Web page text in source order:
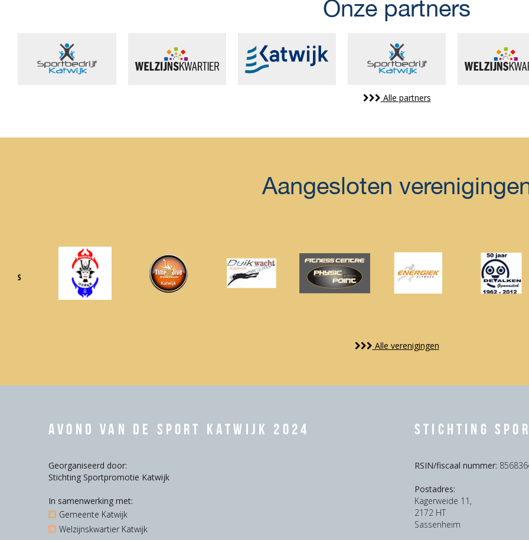
Onze partners
Alle partners
Aangesloten
Alle verenigingen
Avond van de Sport Katwijk 2024
Georganiseerd door:
Stichting Sportpromotie Katwijk
In samenwerking met:
Gemeente Katwijk
Welzijnskwartier Katwijk
Stichting
RSIN/fiscaal nummer:
Postadres:
Kagerweide 11,
2172 HT
Sassenheim